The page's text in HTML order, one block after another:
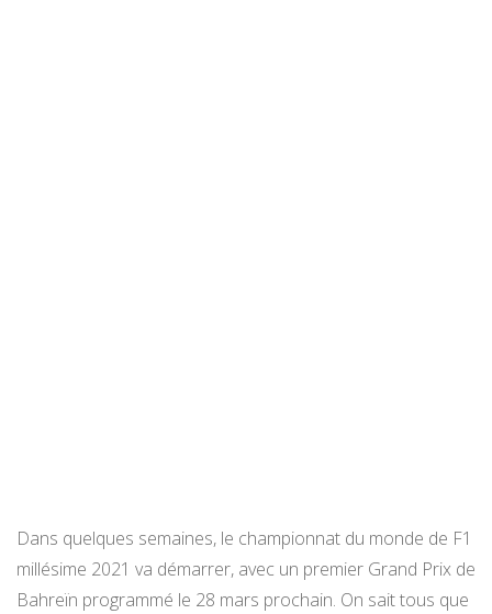
Dans quelques semaines, le championnat du monde de F1
millésime 2021 va démarrer, avec un premier Grand Prix de
Bahreïn programmé le 28 mars prochain. On sait tous que